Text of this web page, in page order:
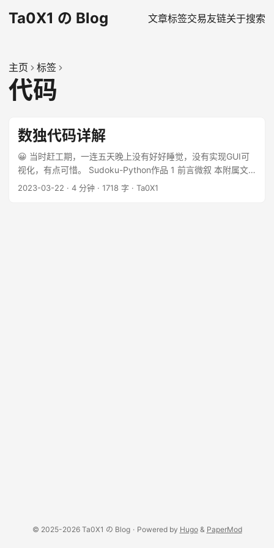
Ta0X1 の Blog 文章标签交易友链关于搜索
主页 标签
代码
数独代码详解
😀 当时赶工期，一连五天晚上没有好好睡觉，没有实现GUI可
视化，有点可惜。 Sudoku-Python作品 1 前言微叙 本附属文
档及Python作品，演示视频作者：张宁 就读学校：泌阳县第一
2023-03-22 · 4 分钟 · 1718 字 · Ta0X1
© 2025-2026 Ta0X1 の Blog · Powered by Hugo& PaperMod